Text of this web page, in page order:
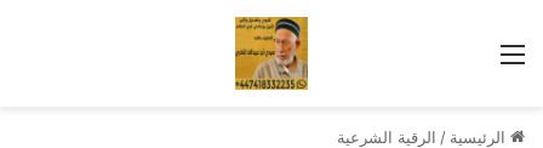
القائمة
الرئيسية / الرقية الشرعية